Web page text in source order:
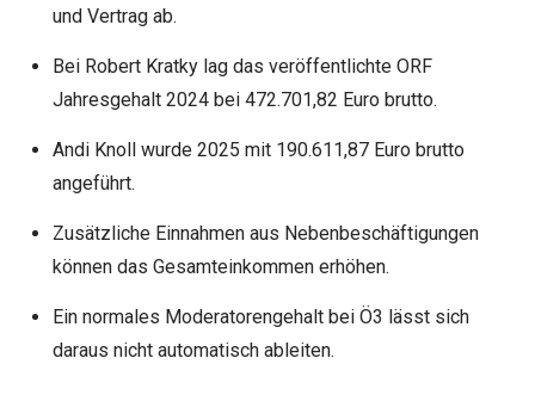
und Vertrag ab.
Bei Robert Kratky lag das veröffentlichte ORF
Jahresgehalt 2024 bei 472.701,82 Euro brutto.
Andi Knoll wurde 2025 mit 190.611,87 Euro brutto
angeführt.
Zusätzliche Einnahmen aus Nebenbeschäftigungen
können das Gesamteinkommen erhöhen.
Ein normales Moderatorengehalt bei Ö3 lässt sich
daraus nicht automatisch ableiten.